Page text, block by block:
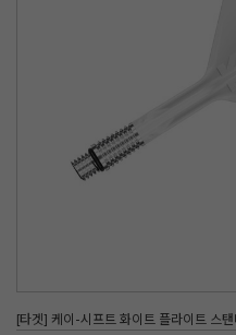
[타겟] 케이-시프트 화이트 플라이트 스